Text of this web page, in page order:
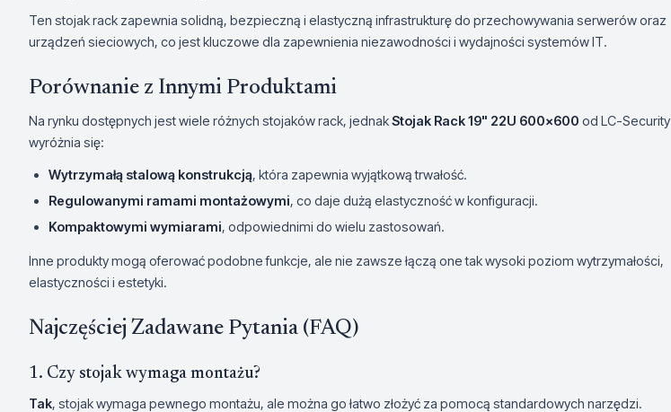
Ten stojak rack zapewnia solidną, bezpieczną i elastyczną infrastrukturę do przechowywania serwerów oraz
urządzeń sieciowych, co jest kluczowe dla zapewnienia niezawodności i wydajności systemów IT.
Porównanie z Innymi Produktami
Na rynku dostępnych jest wiele różnych stojaków rack, jednakStojak Rack 19" 22U 600x600 od LC-Security
wyróżnia się:
Wytrzymałą stalową konstrukcją, która zapewnia wyjątkową trwałość.
Regulowanymi ramami montażowymi, co daje dużą elastyczność w konfiguracji.
Kompaktowymi wymiarami, odpowiednimi do wielu zastosowań.
Inne produkty mogą oferować podobne funkcje, ale nie zawsze łączą one tak wysoki poziom wytrzymałości,
elastyczności i estetyki.
Najczęściej Zadawane Pytania (FAQ)
1. Czy stojak wymaga montażu?
Tak, stojak wymaga pewnego montażu, ale można go łatwo złożyć za pomocą standardowych narzędzi.